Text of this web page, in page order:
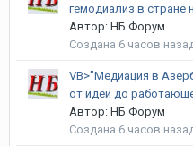
гемодиализ в стране
Автор: НБ Форум
Создана 6 часов
VB>"Медиация в
от идеи до
Автор: НБ Форум
Создана 6 часов